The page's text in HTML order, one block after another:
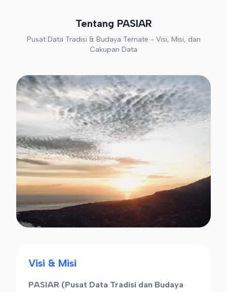
Tentang PASIAR
Pusat Data Tradisi & Budaya Ternate - Visi, Misi, dan
Cakupan Data
Visi & Misi
PASIAR (Pusat Data Tradisi dan Budaya